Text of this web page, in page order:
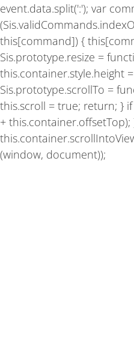
event.data.split(':'); var
this[command]) {
Sis.prototype.resize =
this.container.style.height
Sis.prototype.scrollTo =
this.scroll = true; return; }
+ this.container.offsetTop);
(window, document));